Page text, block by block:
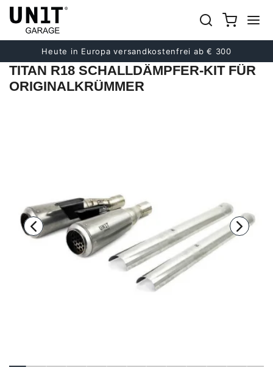
Heute in Europa versandkostenfrei ab € 300
früher
Nächster
TITAN R18 SCHALLDÄMPFER-KIT FÜR
ORIGINALKRÜMMER